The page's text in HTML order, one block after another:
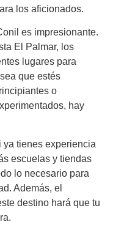
los aficionados.
es impresionante.
El Palmar, los
lugares para
que estés
o
hay
ya tienes experiencia
escuelas y tiendas
lo necesario para
Además, el
destino hará que tu